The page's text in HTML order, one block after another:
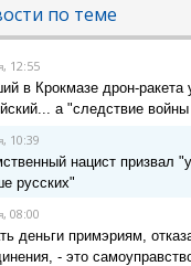
по теме
, 12:55
в Крокмазе дрон-ракета
а "следствие
, 10:39
нацист призвал
русских"
, 08:00
деньги примэриям,
- это